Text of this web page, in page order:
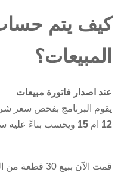
كيف يتم
المبيعات؟
عند اصدار فاتورة مبيعات
يقوم البرنامج بفحص سعر
12 ام 15 ويحسب بناءً عليه
قمت الآن ببيع 30 قطعة من الصنف السابق بسعر بيع